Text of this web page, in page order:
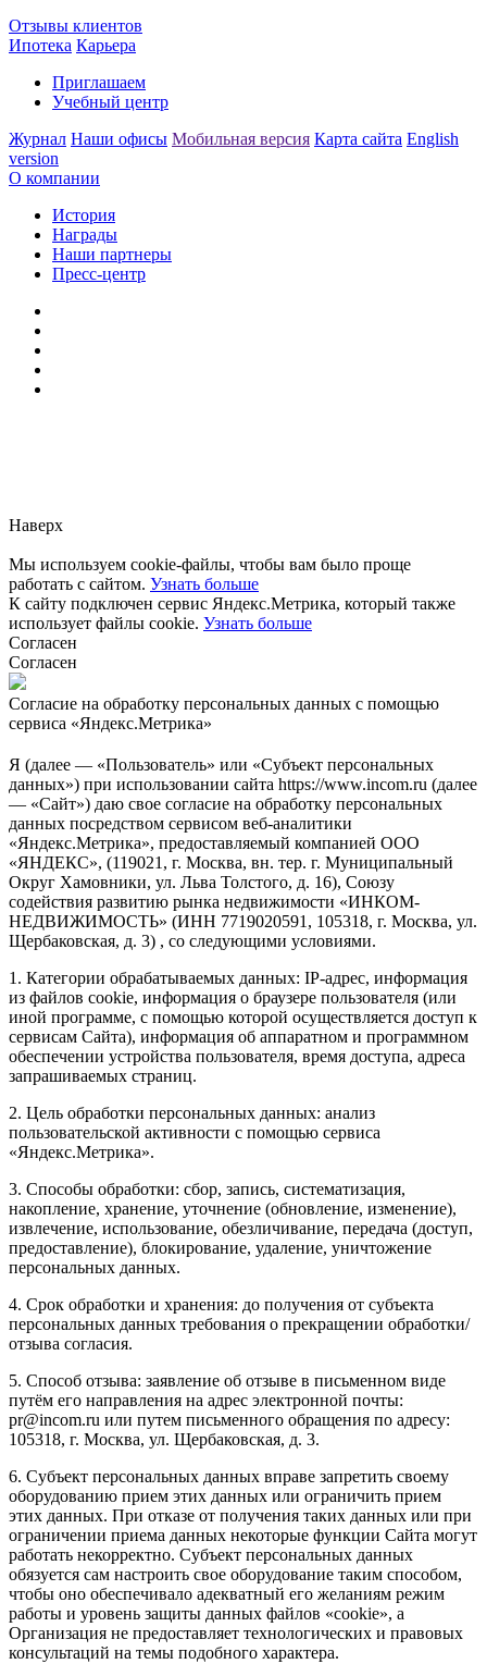
Отзывы клиентов
Ипотека Карьера
Приглашаем
Учебный центр
Журнал Наши офисы Мобильная версия Карта сайта English
version
О компании
История
Награды
Наши партнеры
Пресс-центр
Наверх
Мы используем cookie-файлы, чтобы вам было проще
работать с сайтом. Узнать больше
К сайту подключен сервис Яндекс.Метрика, который также
использует файлы cookie. Узнать больше
Согласен
Согласен
Согласие на обработку персональных данных с помощью
сервиса «Яндекс.Метрика»
Я (далее — «Пользователь» или «Субъект персональных
данных») при использовании сайта https://www.incom.ru (далее
— «Сайт») даю свое согласие на обработку персональных
данных посредством сервисом веб-аналитики
«Яндекс.Метрика», предоставляемый компанией ООО
«ЯНДЕКС», (119021, г. Москва, вн. тер. г. Муниципальный
Округ Хамовники, ул. Льва Толстого, д. 16), Союзу
содействия развитию рынка недвижимости «ИНКОМ-
НЕДВИЖИМОСТЬ» (ИНН 7719020591, 105318, г. Москва, ул.
Щербаковская, д. 3) , со следующими условиями.
1. Категории обрабатываемых данных: IP-адрес, информация
из файлов cookie, информация о браузере пользователя (или
иной программе, с помощью которой осуществляется доступ к
сервисам Сайта), информация об аппаратном и программном
обеспечении устройства пользователя, время доступа, адреса
запрашиваемых страниц.
2. Цель обработки персональных данных: анализ
пользовательской активности с помощью сервиса
«Яндекс.Метрика».
3. Способы обработки: сбор, запись, систематизация,
накопление, хранение, уточнение (обновление, изменение),
извлечение, использование, обезличивание, передача (доступ,
предоставление), блокирование, удаление, уничтожение
персональных данных.
4. Срок обработки и хранения: до получения от субъекта
персональных данных требования о прекращении обработки/
отзыва согласия.
5. Способ отзыва: заявление об отзыве в письменном виде
путём его направления на адрес электронной почты:
pr@incom.ru или путем письменного обращения по адресу:
105318, г. Москва, ул. Щербаковская, д. 3.
6. Субъект персональных данных вправе запретить своему
оборудованию прием этих данных или ограничить прием
этих данных. При отказе от получения таких данных или при
ограничении приема данных некоторые функции Сайта могут
работать некорректно. Субъект персональных данных
обязуется сам настроить свое оборудование таким способом,
чтобы оно обеспечивало адекватный его желаниям режим
работы и уровень защиты данных файлов «cookie», а
Организация не предоставляет технологических и правовых
консультаций на темы подобного характера.